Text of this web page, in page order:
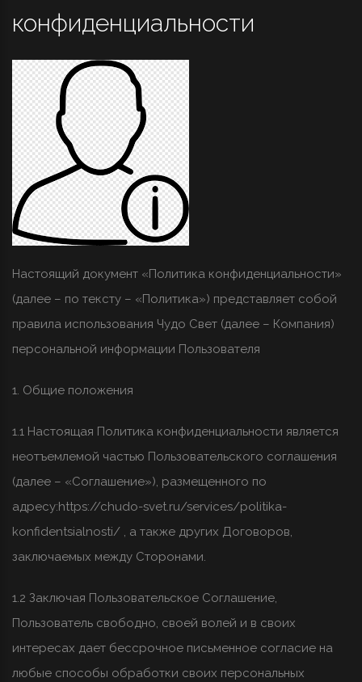
конфиденциальности
Настоящий документ «Политика конфиденциальности»
(далее – по тексту – «Политика») представляет собой
правила использования Чудо Свет (далее – Компания)
персональной информации Пользователя
1. Общие положения
1.1 Настоящая Политика конфиденциальности является
неотъемлемой частью Пользовательского соглашения
(далее – «Соглашение»), размещенного по
адресу:https://chudo-svet.ru/services/politika-
konfidentsialnosti/ , а также других Договоров,
заключаемых между Сторонами.
1.2 Заключая Пользовательское Соглашение,
Пользователь свободно, своей волей и в своих
интересах дает бессрочное письменное согласие на
любые способы обработки своих персональных